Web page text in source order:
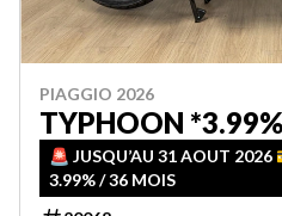
PIAGGIO 2026
TYPHOON
🚨 JUSQU’AU 31 AOUT
3.99% / 36 MOIS